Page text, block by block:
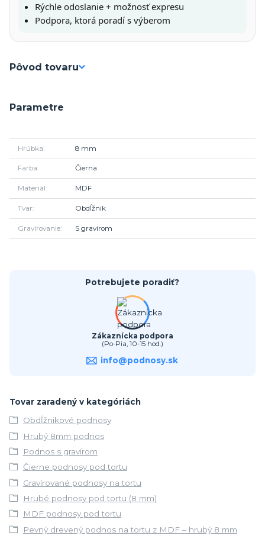
Rýchle odoslanie + možnosť expresu
Podpora, ktorá poradí s výberom
Pôvod tovaru
Parametre
Hrúbka 8 mm
Farba Čierna
Materiál MDF
Tvar Obdĺžnik
Gravírovanie S gravírom
Potrebujete poradiť?
Zákaznícka podpora
(Po-Pia, 10-15 hod.)
info@podnosy.sk
Tovar zaradený v kategóriách
Obdĺžnikové podnosy
Hrubý 8mm podnos
Podnos s gravírom
Čierne podnosy pod tortu
Gravírované podnosy na tortu
Hrubé podnosy pod tortu (8 mm)
MDF podnosy pod tortu
Pevný drevený podnos na tortu z MDF – hrubý 8 mm